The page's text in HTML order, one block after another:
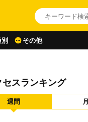
その他
セスランキング
週間